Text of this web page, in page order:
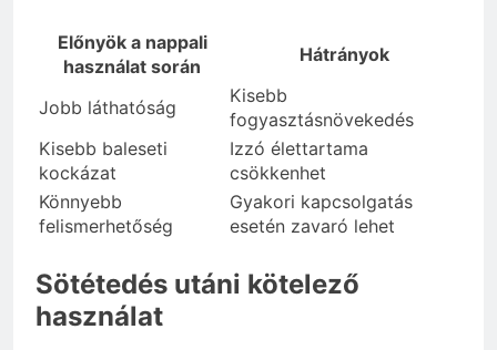
Előnyök a nappali
használat során
Hátrányok
Jobb láthatóság
Kisebb
fogyasztásnövekedés
Kisebb baleseti
kockázat
Izzó élettartama
csökkenhet
Könnyebb
felismerhetőség
Gyakori kapcsolgatás
esetén zavaró lehet
Sötétedés utáni kötelező
használat